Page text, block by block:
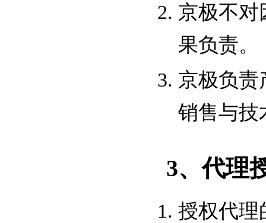
京极不对
果负责。
京极负责
销售与技
3、代理
授权代理